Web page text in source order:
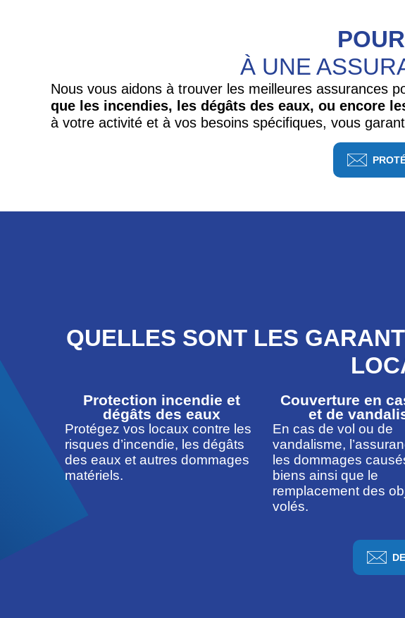
À UNE
Nous vous aidons à trouver les meilleures assurances
que les incendies, les dégâts des eaux, ou encore
à votre activité et à vos besoins spécifiques, vous
QUELLES SONT LES
Protection incendie et
dégâts des eaux
Protégez vos locaux contre les
risques d’incendie, les dégâts
des eaux et autres dommages
matériels.
Couverture en
et de
En cas de vol ou de
vandalisme,
les dommages
biens ainsi que le
remplacement des
volés.